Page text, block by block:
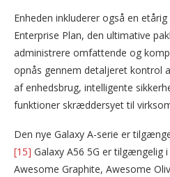
Enheden inkluderer også en
Enterprise Plan, den ultimative
administrere omfattende og
opnås gennem detaljeret kontrol
af enhedsbrug, intelligente
funktioner skræddersyet til
Den nye Galaxy A-serie er
[15] Galaxy A56 5G er tilgængelig
Awesome Graphite, Awesome